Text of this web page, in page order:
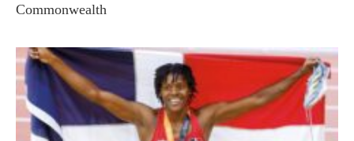
Commonwealth